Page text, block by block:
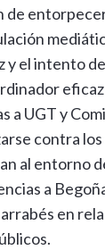
de
y el intento
a UGT y
contra
al entorno
a
en